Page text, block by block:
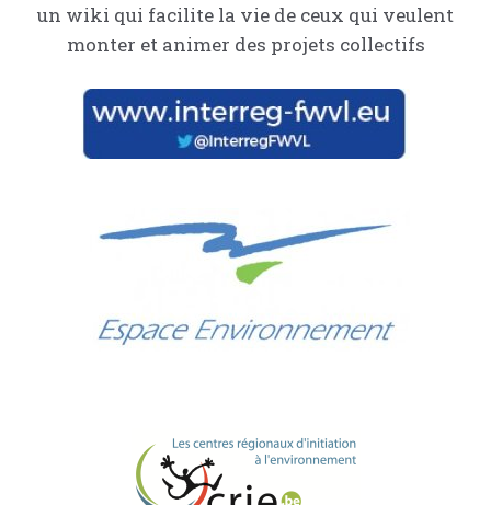
un wiki qui facilite la vie de ceux qui veulent
monter et animer des projets collectifs